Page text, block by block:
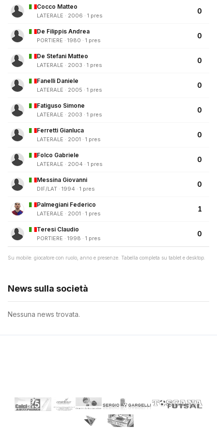
Cocco Matteo
LATERALE · 2006 · 1 pres
0
De Filippis Andrea
PORTIERE · 1980 · 1 pres
0
De Stefani Matteo
LATERALE · 2003 · 1 pres
0
Fanelli Daniele
LATERALE · 2005 · 1 pres
0
Fatiguso Simone
LATERALE · 2003 · 1 pres
0
Ferretti Gianluca
LATERALE · 2001 · 1 pres
0
Folco Gabriele
LATERALE · 2004 · 1 pres
0
Messina Giovanni
DIF/LAT · 1994 · 1 pres
0
Palmegiani Federico
LATERALE · 2001 · 1 pres
1
Teresi Claudio
PORTIERE · 1998 · 1 pres
0
Su mobile: giocatore con ruolo, anno e presenze. Tabella completa su tablet e desktop.
News sulla società
Nessuna news trovata.